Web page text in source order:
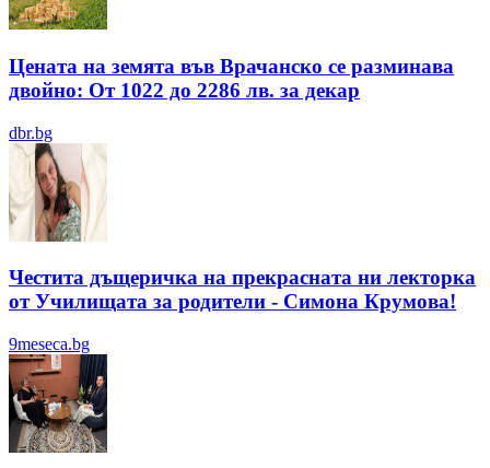
Цената на земята във Врачанско се разминава
двойно: От 1022 до 2286 лв. за декар
dbr.bg
Честита дъщеричка на прекрасната ни лекторка
от Училищата за родители - Симона Крумова!
9meseca.bg